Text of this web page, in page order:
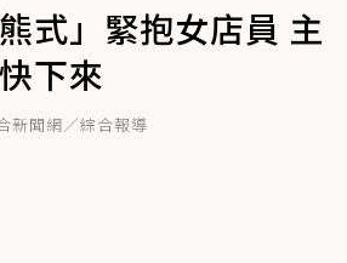
式」緊抱女店員 主
下來
新聞網／綜合報導